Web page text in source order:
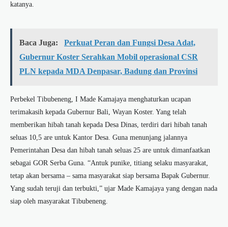
katanya.
Baca Juga:
Perkuat Peran dan Fungsi Desa Adat,
Gubernur Koster Serahkan Mobil operasional CSR
PLN kepada MDA Denpasar, Badung dan Provinsi
Perbekel Tibubeneng, I Made Kamajaya menghaturkan ucapan
terimakasih kepada Gubernur Bali, Wayan Koster. Yang telah
memberikan hibah tanah kepada Desa Dinas, terdiri dari hibah tanah
seluas 10,5 are untuk Kantor Desa. Guna menunjang jalannya
Pemerintahan Desa dan hibah tanah seluas 25 are untuk dimanfaatkan
sebagai GOR Serba Guna. “Antuk punike, titiang selaku masyarakat,
tetap akan bersama – sama masyarakat siap bersama Bapak Gubernur.
Yang sudah teruji dan terbukti,” ujar Made Kamajaya yang dengan nada
siap oleh masyarakat Tibubeneng.